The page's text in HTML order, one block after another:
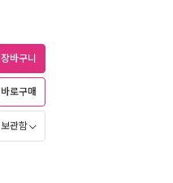
장바구니
바로구매
보관함